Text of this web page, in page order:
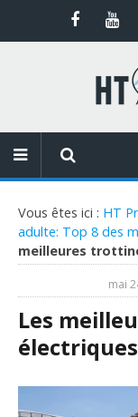
Vous êtes ici : HT
adulte: Top 8 des
meilleures
mai
Les